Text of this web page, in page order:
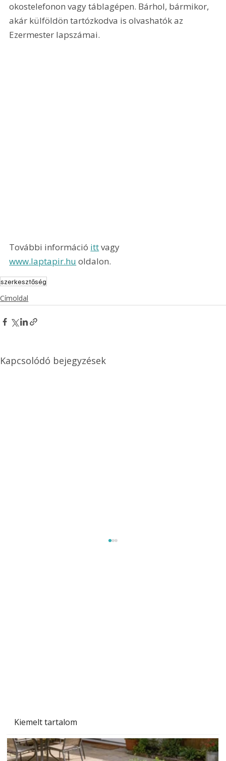
Kiemelt tartalom
okostelefonon vagy táblagépen. Bárhol, bármikor,
akár külföldön tartózkodva is olvashatók az
Ezermester lapszámai.
További információ itt vagy
www.laptapir.hu oldalon.
szerkesztőség
Címoldal
Kapcsolódó bejegyzések